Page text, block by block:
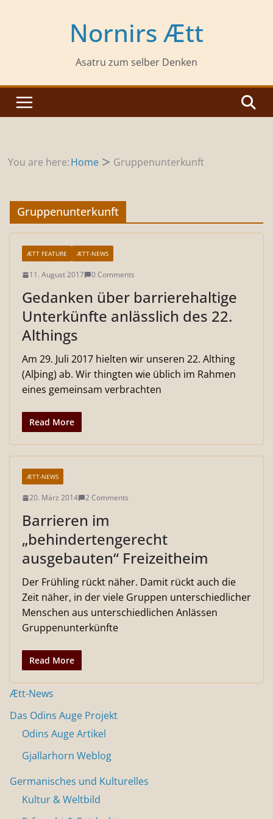
Nornirs Ætt
Asatru zum selber Denken
You are here:Home Gruppenunterkunft
Gruppenunterkunft
ÆTT FEATURE ÆTT-NEWS
11. August 2017 0 Comments
Gedanken über barrierehaltige
Unterkünfte anlässlich des 22.
Althings
Am 29. Juli 2017 hielten wir unseren 22. Althing
(Alþing) ab. Wir thingten wie üblich im Rahmen
eines gemeinsam verbrachten
Read More
ÆTT-NEWS
20. März 2014 2 Comments
Barrieren im
„behindertengerecht
ausgebauten“ Freizeitheim
Der Frühling rückt näher. Damit rückt auch die
Zeit näher, in der viele Gruppen unterschiedlicher
Menschen aus unterschiedlichen Anlässen
Gruppenunterkünfte
Read More
Ætt-News
Das Odins Auge Projekt
Odins Auge Artikel
Gjallarhorn Weblog
Germanisches und Kulturelles
Kultur & Weltbild